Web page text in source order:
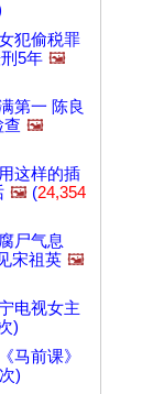
犯偷税罪
5年 🖼️
第一 陈良
查 🖼️
这样的插
🖼️ (24,354
尸气息
宋祖英 🖼️
电视女主
)
马前课》
次)